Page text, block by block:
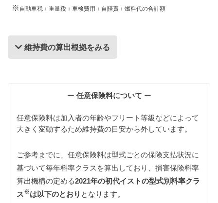
※ 自動車税＋重量税＋車検費用＋自賠責＋燃料代の合計額
維持費の算出根拠をみる
維持費の算出根拠
自動車税
自動車税は排気量によって異なりますが、初代イス
トはすべて同じ課税クラス（1000〜1500cc）に該当
ー 任意保険料について ー
任意保険料は加入者の年齢やフリート等級などによって
大きく変動するため維持費の目安から外しています。
ご参考までに、任意保険料は型式ごとの保険支払状況に
基づいて毎年料率クラスを算出しており、損害保険料率
算出機構の定める2021年の初代イストの型式別料率クラ
ス※は以下のとおり となります。